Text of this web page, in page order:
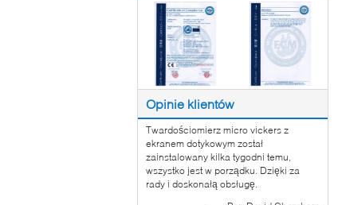
Opinie klientów
Twardościomierz micro vickers z
ekranem dotykowym został
zainstalowany kilka tygodni temu,
wszystko jest w porządku. Dzięki za
rady i doskonałą obsługę.